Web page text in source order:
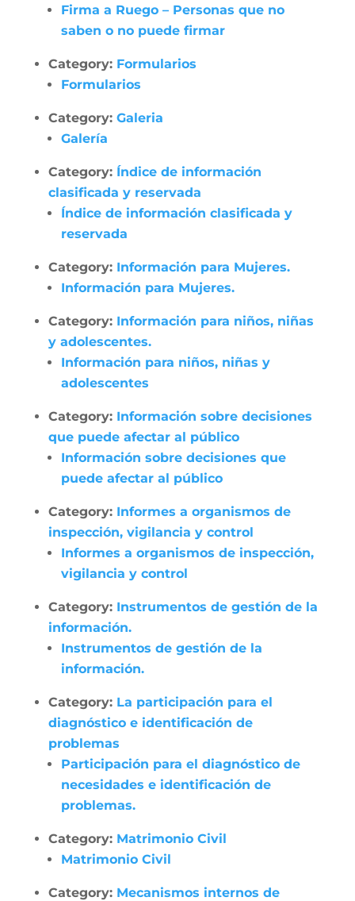
Firma a Ruego – Personas que no
saben o no puede firmar
Category: Formularios
Formularios
Category: Galeria
Galería
Category: Índice de información
clasificada y reservada
Índice de información clasificada y
reservada
Category: Información para Mujeres.
Información para Mujeres.
Category: Información para niños, niñas
y adolescentes.
Información para niños, niñas y
adolescentes
Category: Información sobre decisiones
que puede afectar al público
Información sobre decisiones que
puede afectar al público
Category: Informes a organismos de
inspección, vigilancia y control
Informes a organismos de inspección,
vigilancia y control
Category: Instrumentos de gestión de la
información.
Instrumentos de gestión de la
información.
Category: La participación para el
diagnóstico e identificación de
problemas
Participación para el diagnóstico de
necesidades e identificación de
problemas.
Category: Matrimonio Civil
Matrimonio Civil
Category: Mecanismos internos de